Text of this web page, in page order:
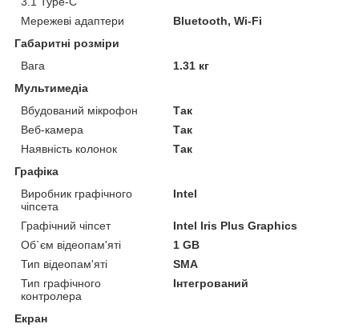
Мережеві адаптери
Bluetooth, Wi-Fi
Габаритні розміри
Вага
1.31 кг
Мультимедіа
Вбудований мікрофон
Так
Веб-камера
Так
Наявність колонок
Так
Графіка
Виробник графічного
чіпсета
Intel
Графічний чіпсет
Intel Iris Plus Graphics
Об`єм відеопам'яті
1 GB
Тип відеопам'яті
SMA
Тип графічного
контролера
Інтегрований
Екран